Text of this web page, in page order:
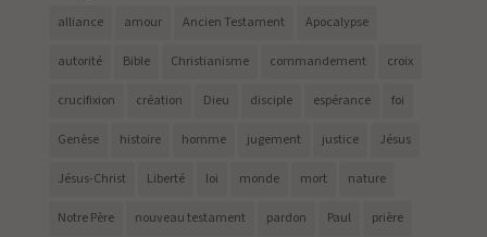
alliance amour Ancien Testament Apocalypse
autorité Bible Christianisme commandement croix
crucifixion création Dieu disciple espérance foi
Genèse histoire homme jugement justice Jésus
Jésus-Christ Liberté loi monde mort nature
Notre Père nouveau testament pardon Paul prière